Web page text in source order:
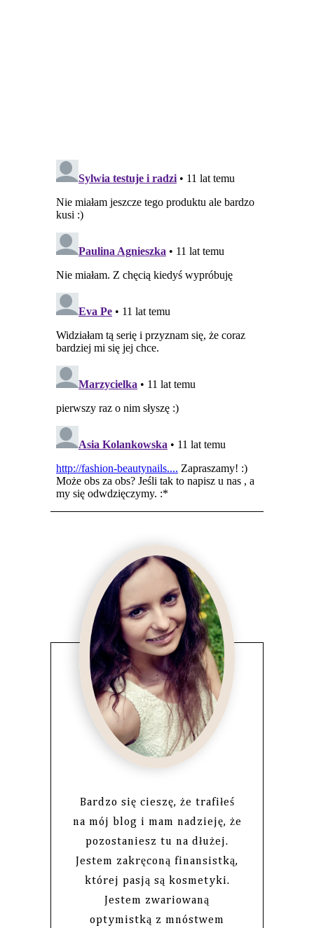
Bardzo się cieszę, że trafiłeś
na mój blog i mam nadzieję, że
pozostaniesz tu na dłużej.
Jestem zakręconą finansistką,
której pasją są kosmetyki.
Jestem zwariowaną
optymistką z mnóstwem